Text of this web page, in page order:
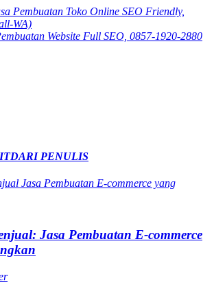
Pembuatan Toko Online SEO Friendly,
WA)
Website Full SEO, 0857-1920-2880
DARI PENULIS
Jasa Pembuatan E-commerce